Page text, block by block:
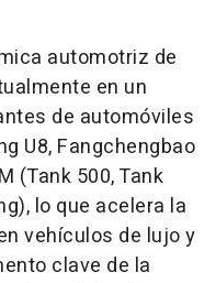
automotriz de
en un
de automóviles
U8, Fangchengbao
(Tank 500, Tank
lo que acelera la
vehículos de lujo y
clave de la